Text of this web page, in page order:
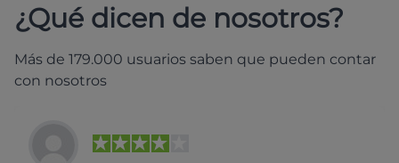
¿Qué dicen de nosotros?
Más de 179.000 usuarios saben que pueden contar
con nosotros